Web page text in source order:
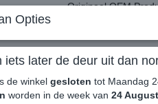
Origineel OEM
Producten in deze
nette tot zeer nette
Word verkocht
Opties
iets later de deur uit dan
de winkel gesloten tot Maandag
worden in de week van 24